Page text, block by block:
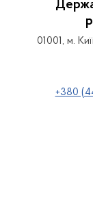
01001, м.
+380